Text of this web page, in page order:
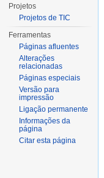
Projetos
Projetos de TIC
Ferramentas
Páginas afluentes
Alterações
relacionadas
Páginas especiais
Versão para
impressão
Ligação permanente
Informações da
página
Citar esta página